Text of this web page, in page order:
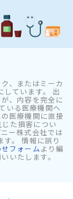
、またはミーカ
しています。 出
、内容を完全に
いる医療機関へ
医療機関に直接
た損害につい
ー株式会社では
。 情報に誤り
フォームより編
いたします。